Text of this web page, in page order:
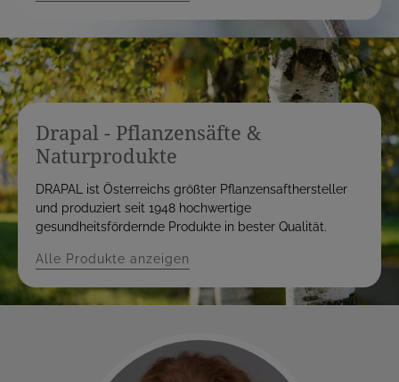
Drapal - Pflanzensäfte &
Naturprodukte
DRAPAL ist Österreichs größter Pflanzensafthersteller
und produziert seit 1948 hochwertige
gesundheitsfördernde Produkte in bester Qualität.
Alle Produkte anzeigen